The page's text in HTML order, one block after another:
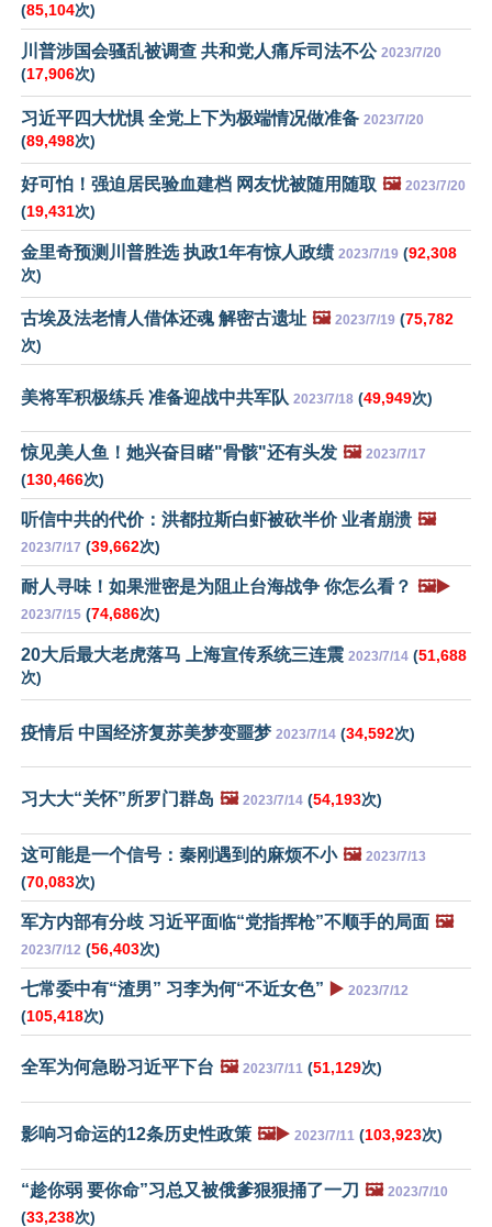
(85,104次)
川普涉国会骚乱被调查 共和党人痛斥司法不公 2023/7/20
(17,906次)
习近平四大忧惧 全党上下为极端情况做准备 2023/7/20
(89,498次)
好可怕！强迫居民验血建档 网友忧被随用随取 🖼️ 2023/7/20
(19,431次)
金里奇预测川普胜选 执政1年有惊人政绩 2023/7/19 (92,308
次)
古埃及法老情人借体还魂 解密古遗址 🖼️ 2023/7/19 (75,782
次)
美将军积极练兵 准备迎战中共军队 2023/7/18 (49,949次)
惊见美人鱼！她兴奋目睹"骨骸"还有头发 🖼️ 2023/7/17
(130,466次)
听信中共的代价：洪都拉斯白虾被砍半价 业者崩溃 🖼️
2023/7/17 (39,662次)
耐人寻味！如果泄密是为阻止台海战争 你怎么看？ 🖼️▶️
2023/7/15 (74,686次)
20大后最大老虎落马 上海宣传系统三连震 2023/7/14 (51,688
次)
疫情后 中国经济复苏美梦变噩梦 2023/7/14 (34,592次)
习大大“关怀”所罗门群岛 🖼️ 2023/7/14 (54,193次)
这可能是一个信号：秦刚遇到的麻烦不小 🖼️ 2023/7/13
(70,083次)
军方内部有分歧 习近平面临“党指挥枪”不顺手的局面 🖼️
2023/7/12 (56,403次)
七常委中有“渣男” 习李为何“不近女色” ▶️ 2023/7/12
(105,418次)
全军为何急盼习近平下台 🖼️ 2023/7/11 (51,129次)
影响习命运的12条历史性政策 🖼️▶️ 2023/7/11 (103,923次)
“趁你弱 要你命”习总又被俄爹狠狠捅了一刀 🖼️ 2023/7/10
(33,238次)